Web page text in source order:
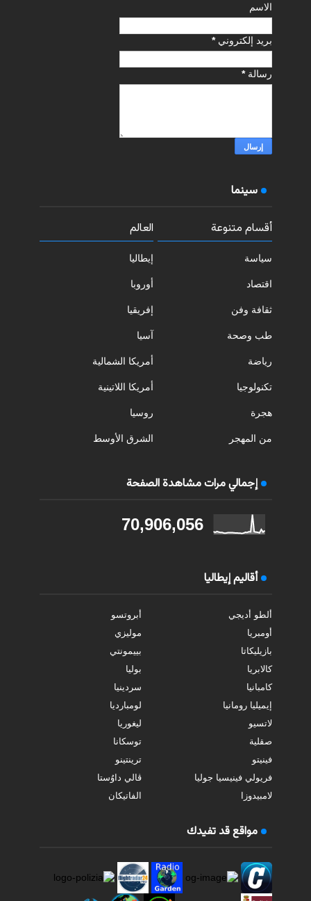
الاسم
بريد إلكتروني*
رسالة*
سينما
أقسام متنوعة
سياسة
اقتصاد
ثقافة وفن
طب وصحة
رياضة
تكنولوجيا
هجرة
من المهجر
العالم
إيطاليا
أوروبا
إفريقيا
آسيا
أمريكا الشمالية
أمريكا اللاتينية
روسيا
الشرق الأوسط
إجمالي مرات مشاهدة الصفحة
70,906,056
أقاليم إيطاليا
ألطو أديجي
أبروتسو
أومبريا
موليزي
بازيليكاتا
بييمونتي
كالابريا
بوليا
كامبانيا
سردينيا
إيميليا رومانيا
لومبارديا
لاتسيو
ليغوريا
صقلية
توسكانا
فينيتو
ترينتينو
فريولي فينيسيا جوليا
ڤالي داوُستا
لامبيدوزا
الفاتيكان
مواقع قد تفيدك